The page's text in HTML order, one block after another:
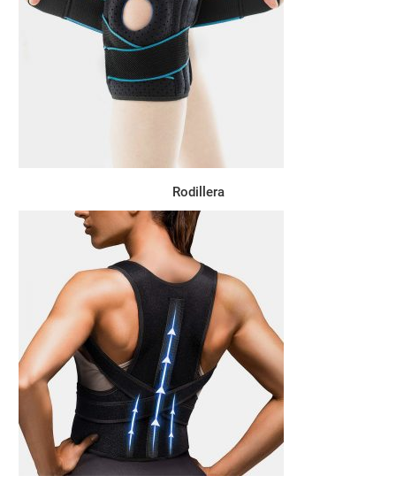
Rodillera